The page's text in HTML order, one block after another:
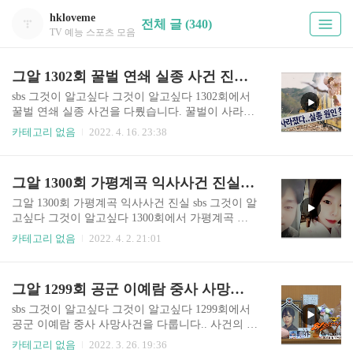
hkloveme
TV 예능 스포츠 모음
전체 글 (340)
그알 1302회 꿀벌 연쇄 실종 사건 진실 (+다시보기 무료)
sbs 그것이 알고싶다 그것이 알고싶다 1302회에서
꿀벌 연쇄 실종 사건을 다뤘습니다. 꿀벌이 사라진
이유가 무엇인지 살펴봅니다. 이번 방송을 놓치면
일 밤 11시10분에 방영합니다. 본방사수를 원하시
면 sbs 온에어를 통해 실시간 무료 시청 가능합니
다. 아래의 사이트를 참고 바랍니다. http://bit.ly/SB
S_vod_Free 그것이 알고 싶다 다시보기 그알 시청
방법 안내 재방송 무료 보기 SBS 온에어 그것이 알
배우 김상중 씨가 진행하는 대한민국..
카테고리 없음 2022. 4. 16. 23:38
그알 1300회 가평계곡 익사사건 진실(+다시보기 무료)
그알 1300회 가평계곡 익사사건 진실 sbs 그것이 알
고싶다 그것이 알고싶다 1300회에서 가평계곡 익
사사건을 특별편성했습니다. 용의자인 이은해 조
니다. sbs 그것이 알고싶다 시청 방법 그것이 알고
싶다는 매주 토요일 밤 11시10분에 방영합니다. 본
방사수를 원하시면 sbs 온에어를 통해 실시간 무료
시청 가능합니다. 아래의 사이트를 참고 바랍니다.
카테고리 없음 2022. 4. 2. 21:01
그알 1299회 공군 이예람 중사 사망사건 진실 (+가해자 정체 장모 중사)
sbs 그것이 알고싶다 그것이 알고싶다 1299회에서
공군 이예람 중사 사망사건을 다룹니다.. 사건의 진
실이 무엇인지 이번 방송을 놓치면 안될 것 같습니
카테고리 없음 2022. 3. 26. 19:36